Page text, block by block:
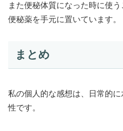
また便秘体質になった時に使
便秘薬を手元に置いています。
まとめ
私の個人的な感想は、日常的
性です。